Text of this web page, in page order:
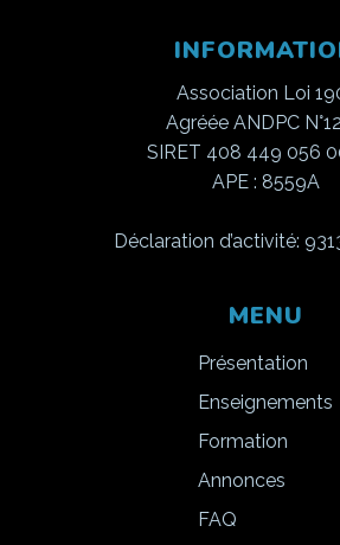
Association Loi
Agréée ANDPC
SIRET 408 449 056
APE : 8559A
Déclaration d’activité:
MENU
Présentation
Enseignements
Formation
Annonces
FAQ